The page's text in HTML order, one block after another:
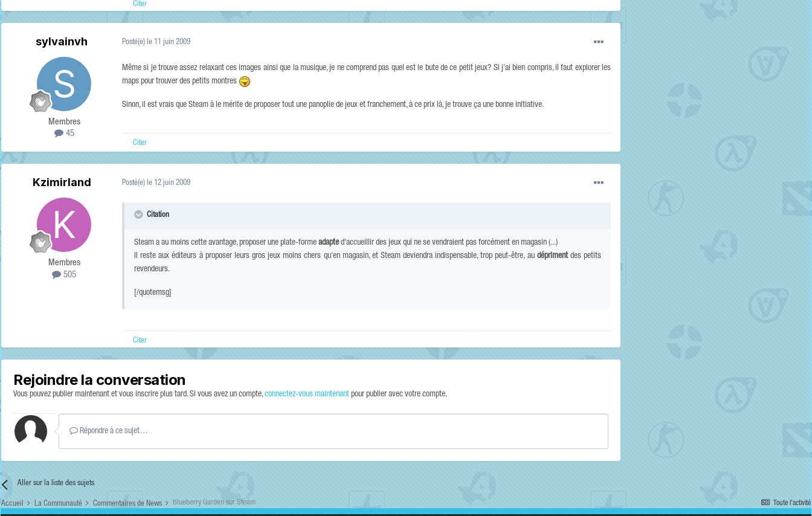
Citer
sylvainvh
Membres
45
Posté(e) le 11 juin 2009
Même si je trouve assez relaxant ces images ainsi que la musique, je ne comprend pas quel est le bute de ce petit jeux? Si j'ai bien compris, il faut explorer les
maps pour trouver des petits montres
Sinon, il est vrais que Steam à le mérite de proposer tout une panoplie de jeux et franchement, à ce prix là, je trouve ça une bonne initiative.
Citer
Kzimirland
Membres
505
Posté(e) le 12 juin 2009
Citation
Steam a au moins cette avantage, proposer une plate-forme adapted'accueillir des jeux qui ne se vendraient pas forcément en magasin (...)
Il reste aux éditeurs à proposer leurs gros jeux moins chers qu'en magasin, et Steam deviendra indispensable, trop peut-être, au déprimentdes petits
revendeurs.
[/quotemsg]
Citer
Rejoindre la conversation
Vous pouvez publier maintenant et vous inscrire plus tard. Si vous avez un compte,connectez-vous maintenant pour publier avec votre compte.
Répondre à ce sujet…
Aller sur la liste des sujets
Toute l’activité
Accueil La Communauté Commentaires de News Blueberry Garden sur Steam